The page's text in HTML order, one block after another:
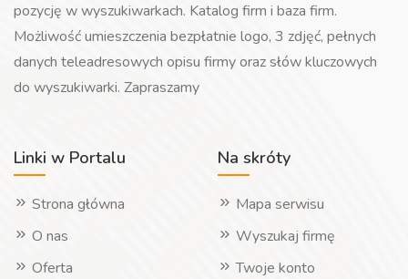
pozycję w wyszukiwarkach. Katalog firm i baza firm.
Możliwość umieszczenia bezpłatnie logo, 3 zdjęć, pełnych
danych teleadresowych opisu firmy oraz słów kluczowych
do wyszukiwarki. Zapraszamy
Linki w Portalu
Strona główna
O nas
Oferta
Na skróty
Mapa serwisu
Wyszukaj firmę
Twoje konto